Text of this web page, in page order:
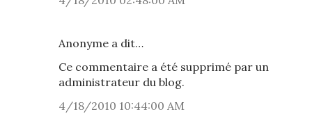
Anonyme a dit…
Ce commentaire a été supprimé par un
administrateur du blog.
4/18/2010 10:44:00 AM